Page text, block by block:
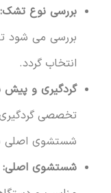
بررسی نوع تشک:
بررسی می شود
انتخاب گردد.
گردگیری و
تخصصی
شستشوی اصلی
شستشوی اصلی: